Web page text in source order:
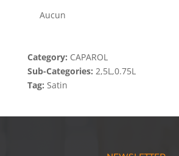
Aucun
Category: CAPAROL
Sub-Categories: 2,5L,0.75L
Tag: Satin